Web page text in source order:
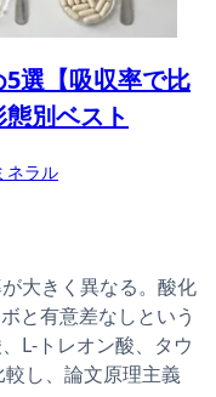
選【吸収率で比
別ベスト
ネラル
大きく異なる。酸化
と有意差なしという
L-トレオン酸、タウ
し、論文原理主義